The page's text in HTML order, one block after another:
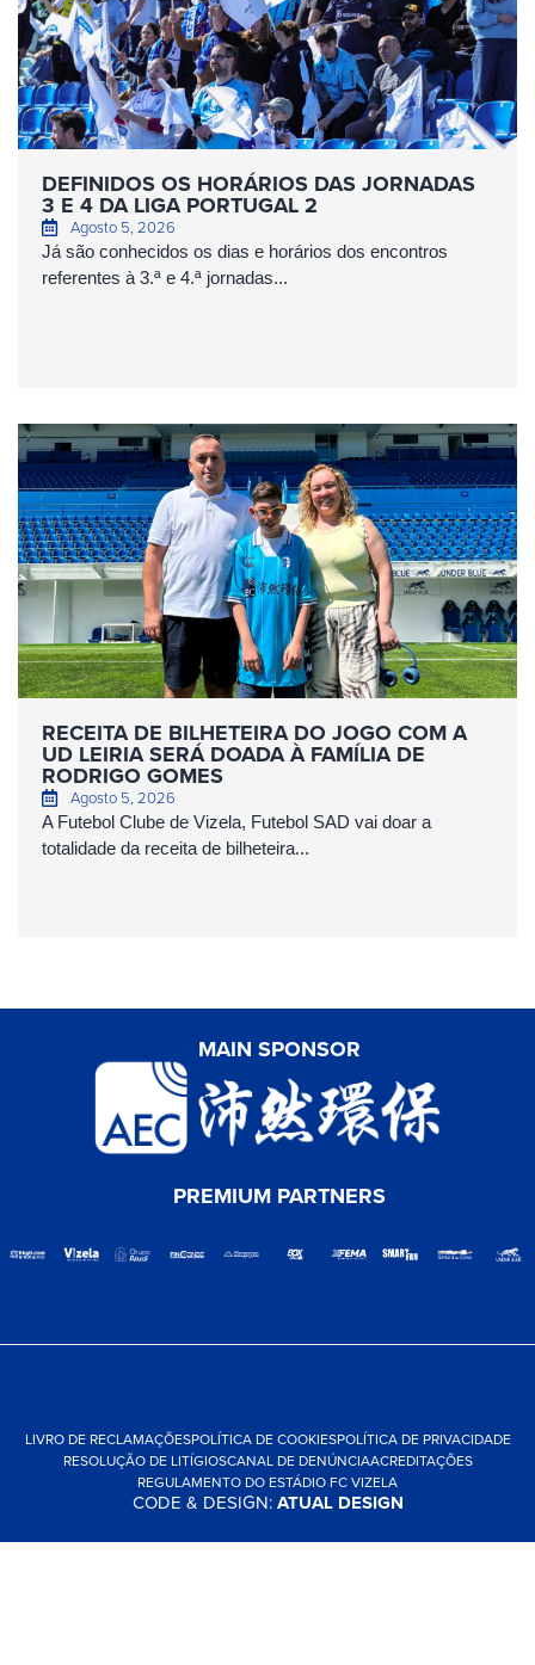
DEFINIDOS OS HORÁRIOS DAS JORNADAS
3 E 4 DA LIGA PORTUGAL 2
Agosto 5, 2026
Já são conhecidos os dias e horários dos encontros
referentes à 3.ª e 4.ª jornadas...
RECEITA DE BILHETEIRA DO JOGO COM A
UD LEIRIA SERÁ DOADA À FAMÍLIA DE
RODRIGO GOMES
Agosto 5, 2026
A Futebol Clube de Vizela, Futebol SAD vai doar a
totalidade da receita de bilheteira...
MAIN SPONSOR
PREMIUM PARTNERS
LIVRO DE RECLAMAÇÕESPOLÍTICA DE COOKIESPOLÍTICA DE PRIVACIDADE
RESOLUÇÃO DE LITÍGIOSCANAL DE DENÚNCIAACREDITAÇÕES
REGULAMENTO DO ESTÁDIO FC VIZELA
CODE & DESIGN:ATUAL DESIGN